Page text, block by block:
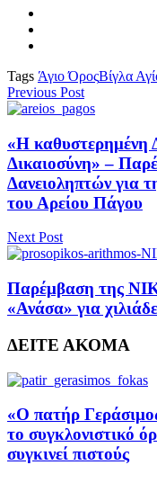
Tags Άγιο ΌροςΒίγλα
Previous Post
«Η καθυστερημένη
Δικαιοσύνη» –
Δανειοληπτών για
του Αρείου Πάγου
Next Post
Παρέμβαση της
«Ανάσα» για
ΔΕΙΤΕ ΑΚΟΜΑ
«Ο πατήρ
το συγκλονιστικό
συγκινεί πιστούς